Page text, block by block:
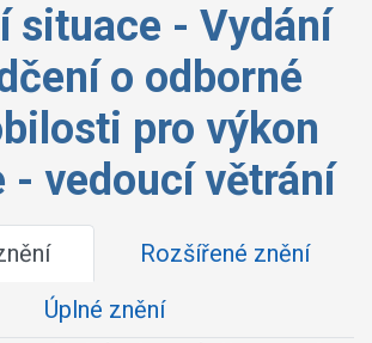
situace - Vydání
o odborné
pro výkon
- vedoucí větrání
Rozšířené znění
Úplné znění